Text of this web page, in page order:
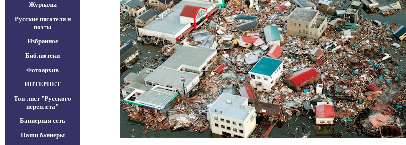
Журналы
Русские писатели и
поэты
Избранное
Библиотеки
Фотоархив
ИНТЕРНЕТ
Топ-лист "Русского
переплета"
Баннерная сеть
Наши баннеры